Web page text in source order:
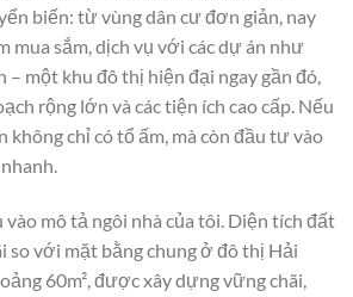
biến: từ vùng dân cư đơn giản, nay
mua sắm, dịch vụ với các dự án như
– một khu đô thị hiện đại ngay gần đó,
rộng lớn và các tiện ích cao cấp. Nếu
không chỉ có tổ ấm, mà còn đầu tư vào
vào mô tả ngôi nhà của tôi. Diện tích đất
so với mặt bằng chung ở đô thị Hải
60m², được xây dựng vững chãi,